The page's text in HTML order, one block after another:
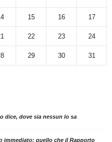
15 16 17
22 23 24
29 30
31
dice, dove sia nessun lo sa
immediato: quello che il Rapporto